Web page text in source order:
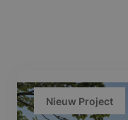
Nieuw Project